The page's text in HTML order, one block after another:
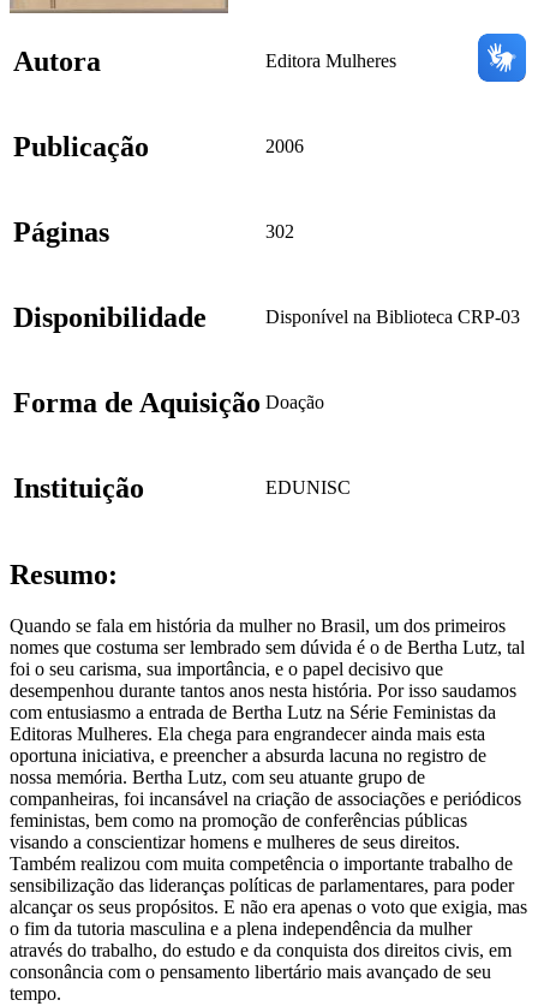
Autora Editora Mulheres
Publicação 2006
Páginas 302
Disponibilidade Disponível na Biblioteca CRP-03
Forma de Aquisição Doação
Instituição EDUNISC
Resumo:
Quando se fala em história da mulher no Brasil, um dos primeiros
nomes que costuma ser lembrado sem dúvida é o de Bertha Lutz, tal
foi o seu carisma, sua importância, e o papel decisivo que
desempenhou durante tantos anos nesta história. Por isso saudamos
com entusiasmo a entrada de Bertha Lutz na Série Feministas da
Editoras Mulheres. Ela chega para engrandecer ainda mais esta
oportuna iniciativa, e preencher a absurda lacuna no registro de
nossa memória. Bertha Lutz, com seu atuante grupo de
companheiras, foi incansável na criação de associações e periódicos
feministas, bem como na promoção de conferências públicas
visando a conscientizar homens e mulheres de seus direitos.
Também realizou com muita competência o importante trabalho de
sensibilização das lideranças políticas de parlamentares, para poder
alcançar os seus propósitos. E não era apenas o voto que exigia, mas
o fim da tutoria masculina e a plena independência da mulher
através do trabalho, do estudo e da conquista dos direitos civis, em
consonância com o pensamento libertário mais avançado de seu
tempo.